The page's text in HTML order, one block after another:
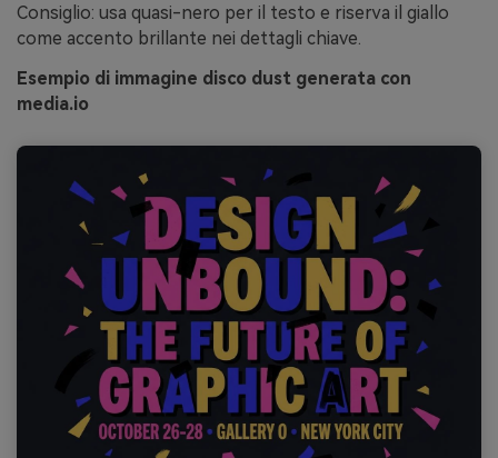
Consiglio: usa quasi-nero per il testo e riserva il giallo
come accento brillante nei dettagli chiave.
Esempio di immagine disco dust generata con
media.io